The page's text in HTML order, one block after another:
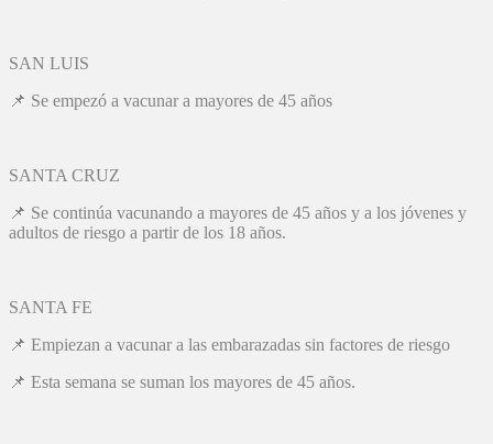
SAN LUIS
📌 Se empezó a vacunar a mayores de 45 años
SANTA CRUZ
📌 Se continúa vacunando a mayores de 45 años y a los jóvenes y
adultos de riesgo a partir de los 18 años.
SANTA FE
📌 Empiezan a vacunar a las embarazadas sin factores de riesgo
📌 Esta semana se suman los mayores de 45 años.